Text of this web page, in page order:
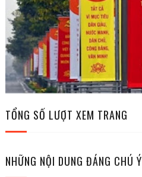
TỔNG SỐ LƯỢT XEM TRANG
NHỮNG NỘI DUNG ĐÁNG CHÚ Ý